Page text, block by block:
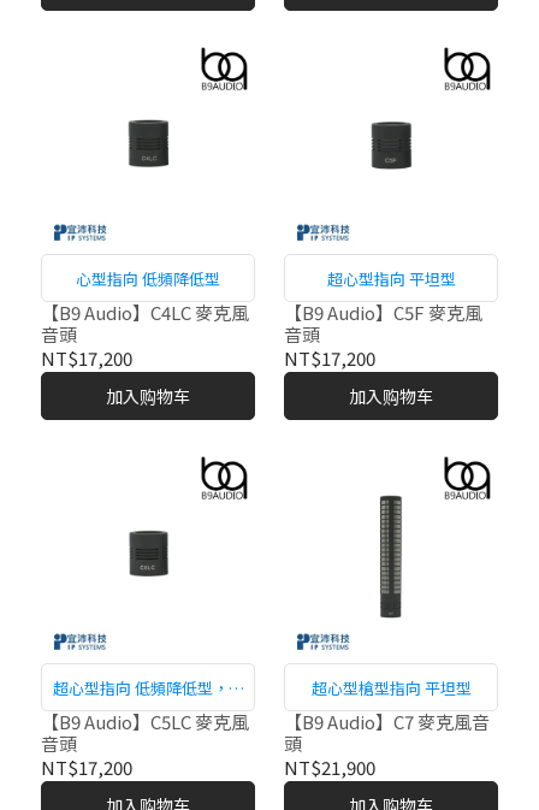
心型指向 低頻降低型
【B9 Audio】C4LC 麥克風
音頭
NT$17,200
加入购物车
超心型指向 平坦型
【B9 Audio】C5F 麥克風
音頭
NT$17,200
加入购物车
超心型指向 低頻降低型，適
用近距離
【B9 Audio】C5LC 麥克風
音頭
NT$17,200
加入购物车
超心型槍型指向 平坦型
【B9 Audio】C7 麥克風音
頭
NT$21,900
加入购物车